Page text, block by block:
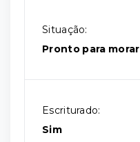
Situação:
Pronto para morar
Escriturado:
Sim